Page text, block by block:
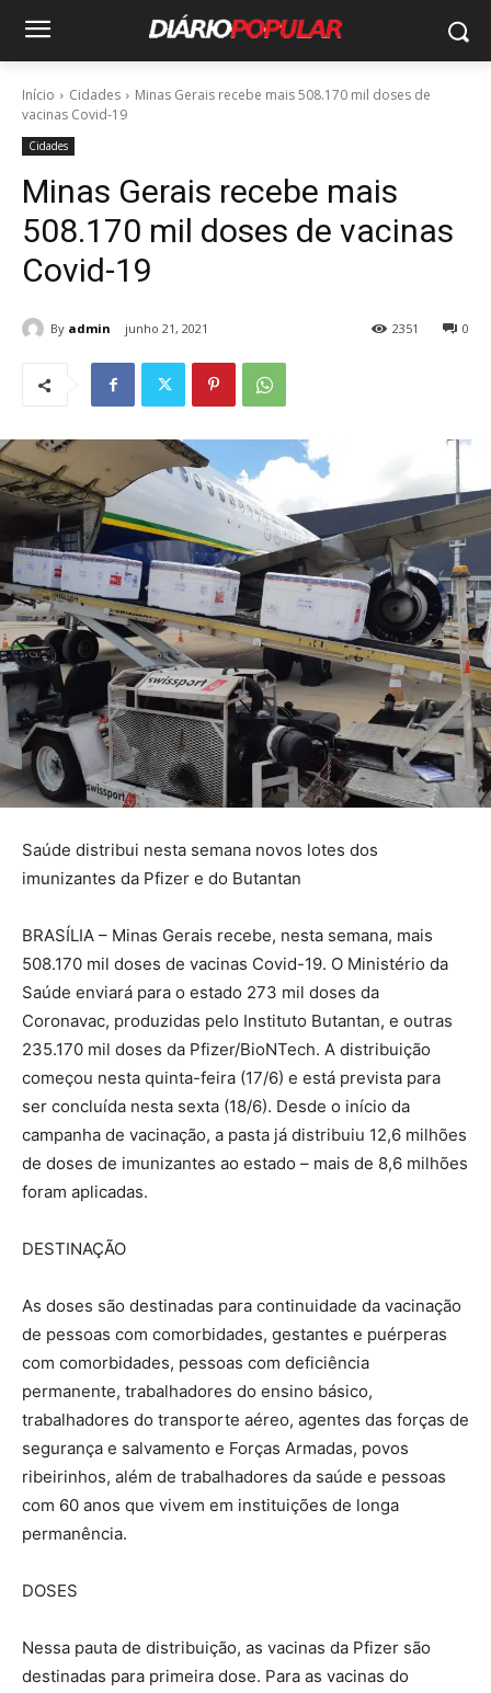
Início Cidades
Minas Gerais recebe mais 508.170 mil doses de
vacinas Covid-19
Cidades
Minas Gerais recebe mais
508.170 mil doses de vacinas
Covid-19
By admin junho 21, 2021 0
2351
Saúde distribui nesta semana novos lotes dos
imunizantes da Pfizer e do Butantan
BRASÍLIA – Minas Gerais recebe, nesta semana, mais
508.170 mil doses de vacinas Covid-19. O Ministério da
Saúde enviará para o estado 273 mil doses da
Coronavac, produzidas pelo Instituto Butantan, e outras
235.170 mil doses da Pfizer/BioNTech. A distribuição
começou nesta quinta-feira (17/6) e está prevista para
ser concluída nesta sexta (18/6). Desde o início da
campanha de vacinação, a pasta já distribuiu 12,6 milhões
de doses de imunizantes ao estado – mais de 8,6 milhões
foram aplicadas.
DESTINAÇÃO
As doses são destinadas para continuidade da vacinação
de pessoas com comorbidades, gestantes e puérperas
com comorbidades, pessoas com deficiência
permanente, trabalhadores do ensino básico,
trabalhadores do transporte aéreo, agentes das forças de
segurança e salvamento e Forças Armadas, povos
ribeirinhos, além de trabalhadores da saúde e pessoas
com 60 anos que vivem em instituições de longa
permanência.
DOSES
Nessa pauta de distribuição, as vacinas da Pfizer são
destinadas para primeira dose. Para as vacinas do